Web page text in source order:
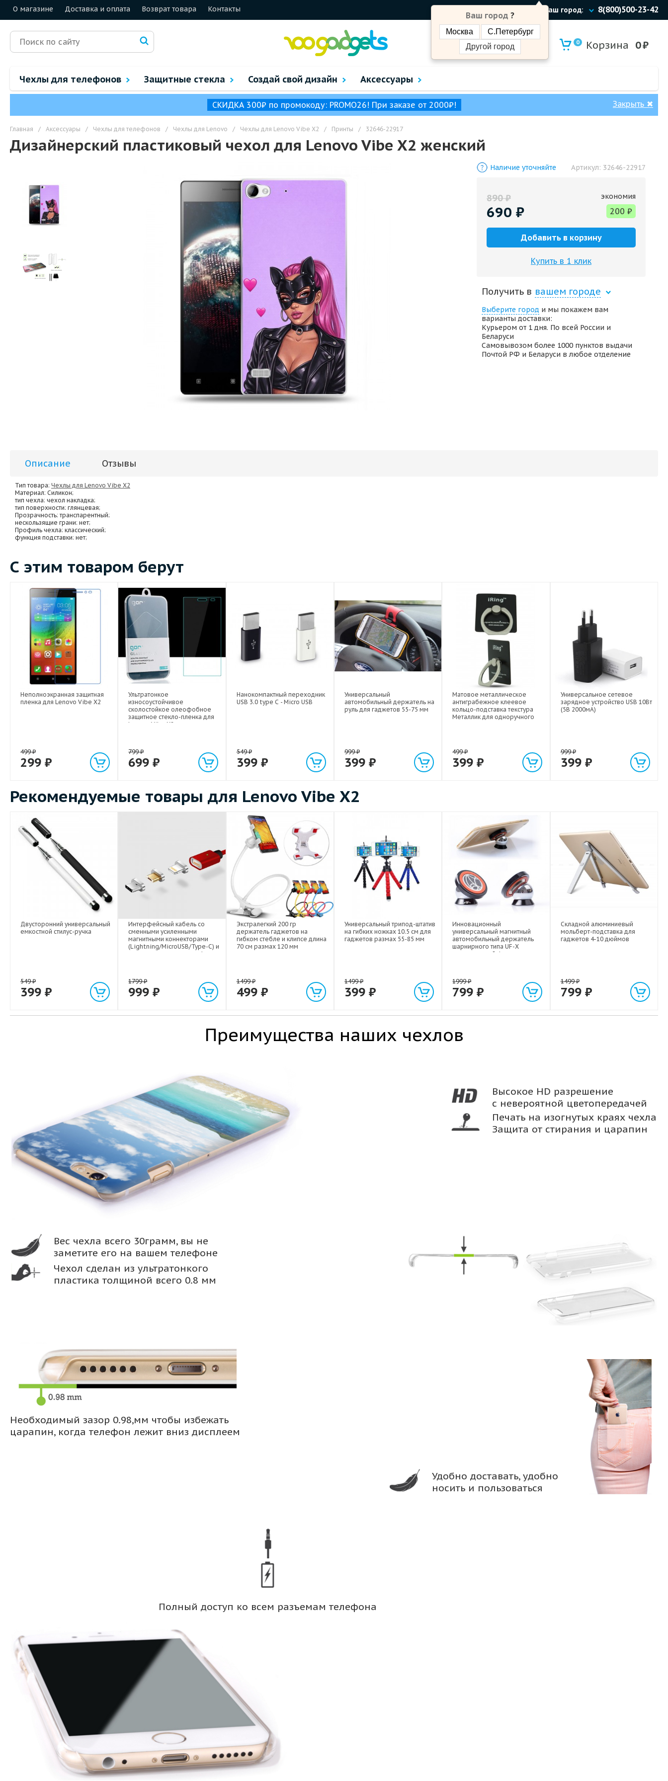
О магазине Доставка и оплата Возврат товара Контакты Ваш город:
Ваш город ?
Москва
С.Петербург
Другой город
8(800)500-23-42
0 Корзина 0₽
Чехлы для телефонов Защитные стекла Создай свой дизайн Аксессуары
СКИДКА 300₽ по промокоду: PROMO26! При заказе от 2000₽! Закрыть ✖
Главная / Аксессуары / Чехлы для телефонов / Чехлы для Lenovo / Чехлы для Lenovo Vibe X2 / Принты / 32646-22917
Дизайнерский пластиковый чехол для Lenovo Vibe X2 женский
Наличие уточняйте Артикул: 32646-22917
890₽
690 ₽
экономия
200 ₽
Добавить в корзину
Купить в 1 клик
Получить в вашем городе
Выберите город и мы покажем вам
варианты доставки:
Курьером от 1 дня. По всей России и
Беларуси
Самовывозом более 1000 пунктов выдачи
Почтой РФ и Беларуси в любое отделение
Описание Отзывы
Тип товара: Чехлы для Lenovo Vibe X2
Материал: Силикон;
тип чехла: чехол накладка;
тип поверхности: глянцевая;
Прозрачность: транспарентный;
нескользящие грани: нет;
Профиль чехла: классический;
функция подставки: нет;
С этим товаром берут
Неполноэкранная защитная
пленка для Lenovo Vibe X2
499₽
299 ₽
Ультратонкое
износоустойчивое
сколостойкое олеофобное
защитное стекло-пленка для
Lenovo Vibe X2
799₽
699₽
Нанокомпактный переходник
USB 3.0 type C - Micro USB
549₽
399 ₽
Универсальный
автомобильный держатель на
руль для гаджетов 55-75 мм
999₽
399 ₽
Матовое металлическое
антиграбежное клеевое
кольцо-подставка текстура
Металлик для одноручного
499₽
399₽
Универсальное сетевое
зарядное устройство USB 10Вт
(5В 2000мА)
999₽
399 ₽
Рекомендуемые товары для Lenovo Vibe X2
Двусторонний универсальный
емкостной стилус-ручка
549₽
399 ₽
Интерфейсный кабель со
сменными усиленными
магнитными коннекторами
(Lightning/MicroUSB/Type-C) и
световым индикатором 1м
1799₽
999₽
Экстралегкий 200 гр
держатель гаджетов на
гибком стебле и клипсе длина
70 см размах 120 мм
1499₽
499 ₽
Универсальный трипод-штатив
на гибких ножках 10.5 см для
гаджетов размах 55-85 мм
1499₽
399 ₽
Инновационный
универсальный магнитный
автомобильный держатель
шарнирного типа UF-X
экстрасильной фиксации для
1999₽
799₽
Складной алюминиевый
мольберт-подставка для
гаджетов 4-10 дюймов
1499₽
799 ₽
Преимущества наших чехлов
Высокое HD разрешение
с невероятной цветопередачей
Печать на изогнутых краях чехла
Защита от стирания и царапин
Вес чехла всего 30грамм, вы не
заметите его на вашем телефоне
Чехол сделан из ультратонкого
пластика толщиной всего 0.8 мм
Удобно доставать, удобно
носить и пользоваться
Необходимый зазор 0.98,мм чтобы избежать
царапин, когда телефон лежит вниз дисплеем
Полный доступ ко всем разъемам телефона